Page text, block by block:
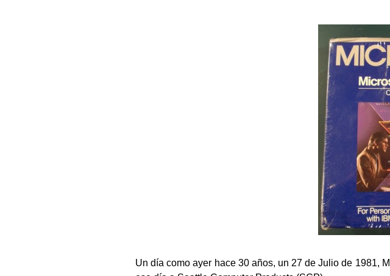
Un día como ayer hace 30 años, un 27 de Julio de 1981,